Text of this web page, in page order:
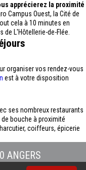
apprécierez la proximité
Campus Ouest, la Cité de
cela à 10 minutes en
L'Hôtellerie-de-Flée.
organiser vos rendez-vous
est à votre disposition
ses nombreux restaurants
bouche à proximité
coiffeurs, épicerie
ANGERS
angers.fr